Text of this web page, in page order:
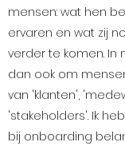
mensen: wat hen
ervaren en wat zij
verder te komen. In
dan ook om
van 'klanten',
'stakeholders'. Ik
bij onboarding